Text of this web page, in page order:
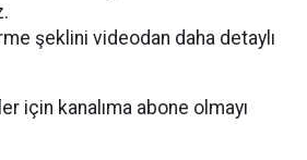
şeklini videodan daha detaylı
için kanalıma abone olmayı